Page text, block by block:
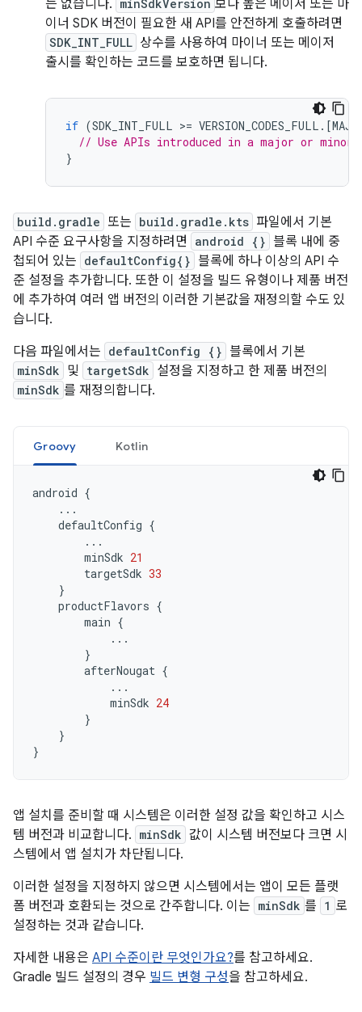
는 없습니다. minSdkVersion 보다 높은 메이저 또는 마
이너 SDK 버전이 필요한 새 API를 안전하게 호출하려면
SDK_INT_FULL 상수를 사용하여 마이너 또는 메이저
출시를 확인하는 코드를 보호하면 됩니다.
if (SDK_INT_FULL >= VERSION_CODES_FULL . [
// Use APIs introduced in a major or minor
}
build.gradle 또는 build.gradle.kts 파일에서 기본
API 수준 요구사항을 지정하려면
android {} 블록 내에 중
첩되어 있는 defaultConfig{} 블록에 하나 이상의 API 수
준 설정을 추가합니다. 또한 이 설정을 빌드 유형이나 제품 버전
에 추가하여 여러 앱 버전의 이러한 기본값을 재정의할 수도 있
습니다.
다음 파일에서는 defaultConfig {} 블록에서 기본
minSdk 및 targetSdk 설정을 지정하고 한 제품 버전의
minSdk 를 재정의합니다.
Groovy Kotlin
android {
...
defaultConfig {
...
minSdk 21
targetSdk 33
}
productFlavors {
main {
...
}
afterNougat {
...
minSdk 24
}
}
}
앱 설치를 준비할 때 시스템은 이러한 설정 값을 확인하고 시스
템 버전과 비교합니다. minSdk 값이 시스템 버전보다 크면 시
스템에서 앱 설치가 차단됩니다.
이러한 설정을 지정하지 않으면 시스템에서는 앱이 모든 플랫
폼 버전과 호환되는 것으로 간주합니다. 이는 minSdk 를 1 로
설정하는 것과 같습니다.
자세한 내용은 API 수준이란 무엇인가요?를 참고하세요.
Gradle 빌드 설정의 경우 빌드 변형 구성을 참고하세요.